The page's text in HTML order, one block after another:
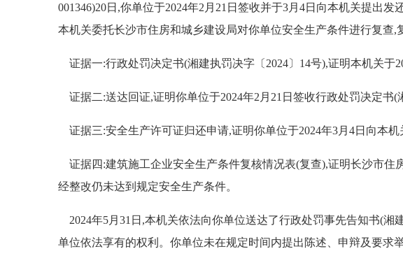
001346)20日,你单位于2024年2月21日签收并于3月4日向本机关提出
本机关委托长沙市住房和城乡建设局对你单位安全生产条件进行复查
证据一:行政处罚决定书(湘建执罚决字〔2024〕14号),证明本机关于
证据二:送达回证,证明你单位于2024年2月21日签收行政处罚决定书(
证据三:安全生产许可证归还申请,证明你单位于2024年3月4日向本
证据四:建筑施工企业安全生产条件复核情况表(复查),证明长沙市住
经整改仍未达到规定安全生产条件。
2024年5月31日,本机关依法向你单位送达了行政处罚事先告知书(湘
单位依法享有的权利。你单位未在规定时间内提出陈述、申辩及要求举